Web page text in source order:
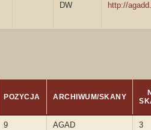
DW http://
POZYCJA ARCHIWUM/SKANY
9 AGAD 3